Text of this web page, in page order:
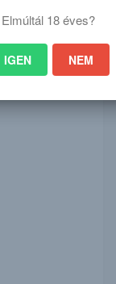
Elmúltál 18 éves?
IGEN NEM